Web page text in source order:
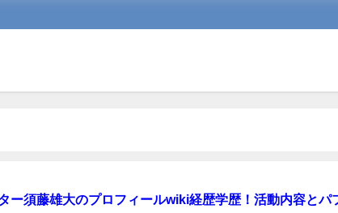
ー須藤雄大のプロフィールwiki経歴学歴！活動内容とパ